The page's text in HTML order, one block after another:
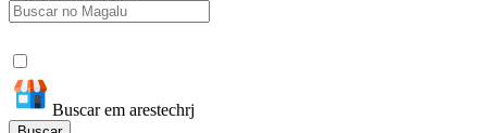
Buscar em arestechrj